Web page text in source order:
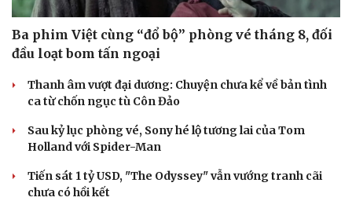
Ba phim Việt cùng “đổ bộ” phòng vé tháng 8, đối
đầu loạt bom tấn ngoại
Thanh âm vượt đại dương: Chuyện chưa kể về bản tình
ca từ chốn ngục tù Côn Đảo
Sau kỷ lục phòng vé, Sony hé lộ tương lai của Tom
Holland với Spider-Man
Tiến sát 1 tỷ USD, "The Odyssey" vẫn vướng tranh cãi
chưa có hồi kết